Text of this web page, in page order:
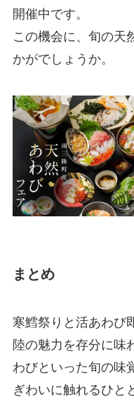
開催中です。
この機会に、旬の天
かがでしょうか。
まとめ
寒鱈祭りと活あわび
陸の魅力を存分に味
わびといった旬の味
ぎわいに触れるひと